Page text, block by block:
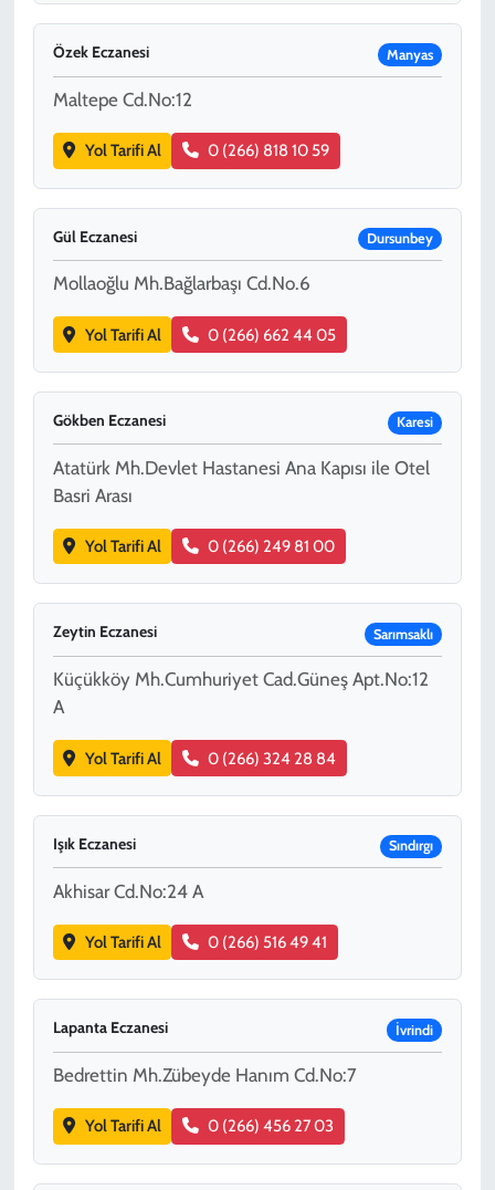
Özek Eczanesi Manyas
Maltepe Cd.No:12
Yol Tarifi Al 0 (266) 818 10 59
Gül Eczanesi Dursunbey
Mollaoğlu Mh.Bağlarbaşı Cd.No.6
Yol Tarifi Al 0 (266) 662 44 05
Gökben Eczanesi Karesi
Atatürk Mh.Devlet Hastanesi Ana Kapısı ile Otel
Basri Arası
Yol Tarifi Al 0 (266) 249 81 00
Zeytin Eczanesi Sarımsaklı
Küçükköy Mh.Cumhuriyet Cad.Güneş Apt.No:12
A
Yol Tarifi Al 0 (266) 324 28 84
Işık Eczanesi Sındırgı
Akhisar Cd.No:24 A
Yol Tarifi Al 0 (266) 516 49 41
Lapanta Eczanesi İvrindi
Bedrettin Mh.Zübeyde Hanım Cd.No:7
Yol Tarifi Al 0 (266) 456 27 03